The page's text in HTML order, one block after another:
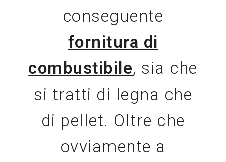
conseguente
fornitura di
combustibile, sia che
si tratti di legna che
di pellet. Oltre che
ovviamente a